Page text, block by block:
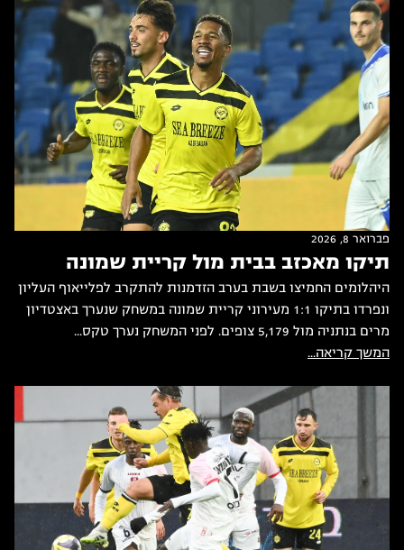
פברואר 8, 2026
תיקו מאכזב בבית מול קריית שמונה
היהלומים החמיצו בשבת בערב הזדמנות להתקרב לפלייאוף העליון
ונפרדו בתיקו 1:1 מעירוני קריית שמונה במשחק שנערך באצטדיון
מרים בנתניה מול 5,179 צופים. לפני המשחק נערך טקס...
המשך קריאה...